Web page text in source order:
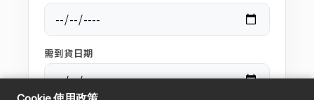
需到貨日期